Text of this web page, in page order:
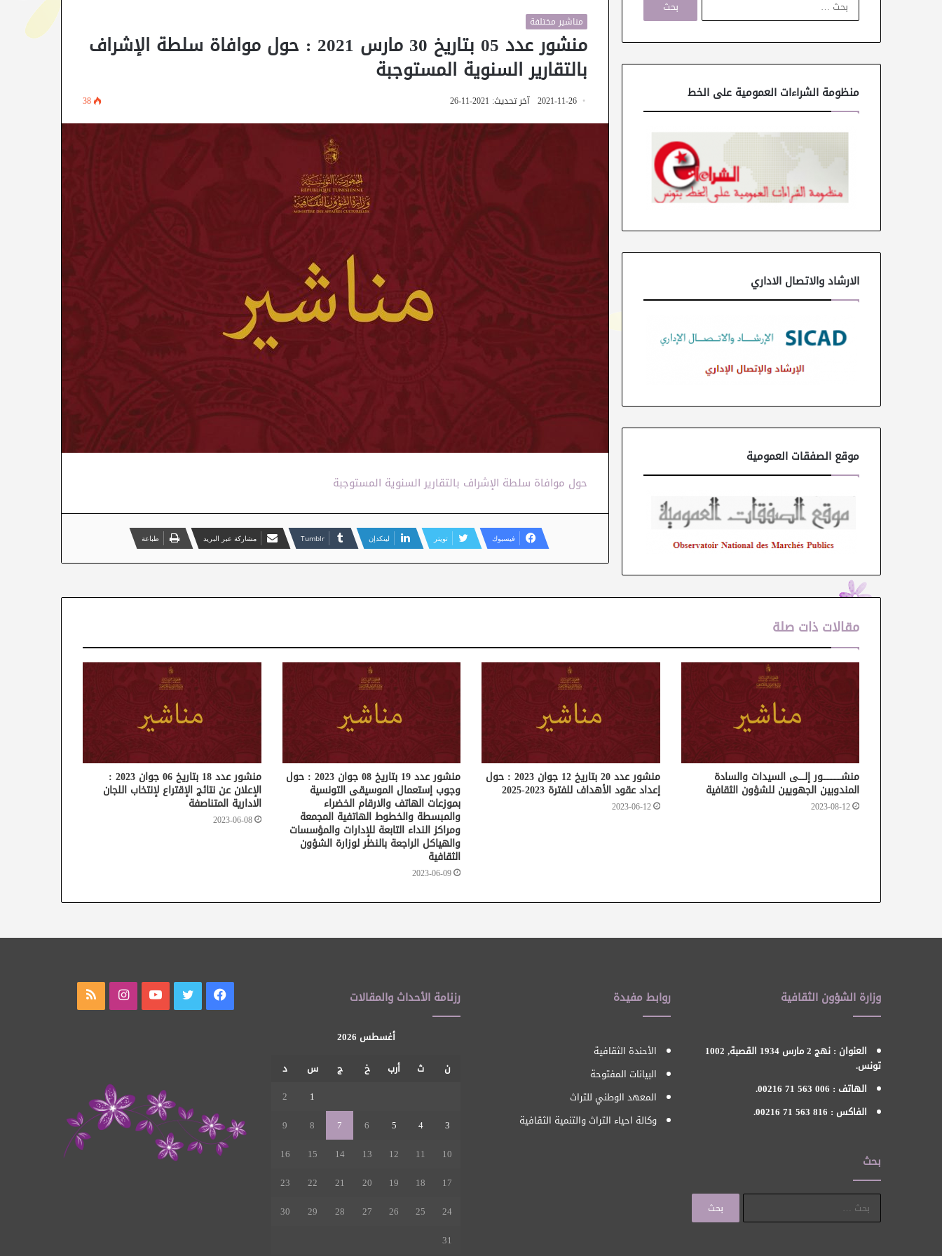
مناشير مختلفة
منشور عدد 05 بتاريخ 30 مارس 2021 : حول موافاة سلطة الإشراف
بالتقارير السنوية المستوجبة
2021-11-26 آخر تحديث: 2021-11-26 38
حول موافاة سلطة الإشراف بالتقارير السنوية المستوجبة
فيسبوك تويتر لينكدإن مشاركة عبر البريد طباعة
ح
ن
منظومة الشراءات العمومية على الخط
الارشاد والاتصال الاداري
موقع الصفقات العمومية
مقالات ذات صلة
منشـــــــــــــور إلــــى السيدات والسادة
المندوبين الجهويين للشؤون الثقافية
2023-08-12
منشور عدد 20 بتاريخ 12 جوان 2023 : حول
إعداد عقود الأهداف للفترة 2023-2025
2023-06-12
منشور عدد 19 بتاريخ 08 جوان 2023 : حول
وجوب إستعمال الموسيقى التونسية
بموزعات الهاتف والارقام الخضراء
والمبسطة والخطوط الهاتفية المجمعة
ومراكز النداء التابعة للإدارات والمؤسسات
والهياكل الراجعة بالنظر لوزارة الشؤون
الثقافية
2023-06-09
منشور عدد 18 بتاريخ 06 جوان 2023 :
الإعلان عن نتائج الإقتراع لإنتخاب اللجان
الادارية المتناصفة
2023-06-08
وزارة الشؤون الثقافية
العنوان : نهج 2 مارس 1934 القصبة, 1002
تونس.
الهاتف : 006 563 71 00216.
الفاكس : 816 563 71 00216.
بحث
روابط مفيدة
الأحندة الثقافية
البيانات المفتوحة
المعهد الوطني للتراث
وكالة احياء التراث والتنمية الثقافية
رزنامة الأحداث والمقالات
أغسطس 2026
ن
ث أرب خ ج س
د
1
2
3
4
5
6
7
8
9
10
11
12
13
14
15
16
17
18
19
20
21
22
23
24
25
26
27
28
29
30
31
فيسبوك تويتر يوتيوب انستقرام